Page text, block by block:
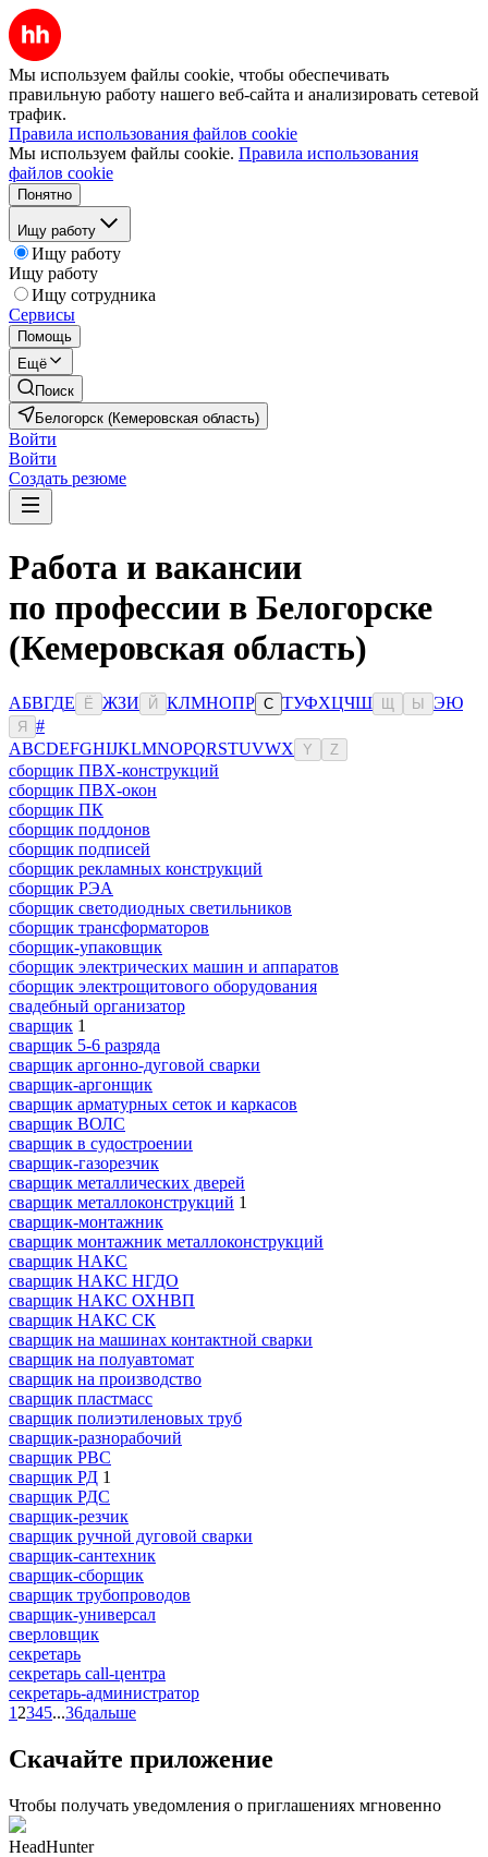
Мы используем файлы cookie, чтобы обеспечивать
правильную работу нашего веб-сайта и анализировать сетевой
трафик.
Правила использования файлов cookie
Мы используем файлы cookie. Правила использования
файлов cookie
Понятно
Ищу работу
Ищу работу
Ищу работу
Ищу сотрудника
Сервисы
Помощь
Ещё
Поиск
Белогорск (Кемеровская область)
Войти
Войти
Создать резюме
Работа и вакансии
по профессии в Белогорске
(Кемеровская область)
АБВГДЕ Ё ЖЗИ Й КЛМНОПР С ТУФХЦЧШ Ы ЭЮ
Я
#
ABCDEFGHIJKLMNOPQRSTUVWX Y Z
сборщик ПВХ-конструкций
сборщик ПВХ-окон
сборщик ПК
сборщик поддонов
сборщик подписей
сборщик рекламных конструкций
сборщик РЭА
сборщик светодиодных светильников
сборщик трансформаторов
сборщик-упаковщик
сборщик электрических машин и аппаратов
сборщик электрощитового оборудования
свадебный организатор
сварщик 1
сварщик 5-6 разряда
сварщик аргонно-дуговой сварки
сварщик-аргонщик
сварщик арматурных сеток и каркасов
сварщик ВОЛС
сварщик в судостроении
сварщик-газорезчик
сварщик металлических дверей
сварщик металлоконструкций 1
сварщик-монтажник
сварщик монтажник металлоконструкций
сварщик НАКС
сварщик НАКС НГДО
сварщик НАКС ОХНВП
сварщик НАКС СК
сварщик на машинах контактной сварки
сварщик на полуавтомат
сварщик на производство
сварщик пластмасс
сварщик полиэтиленовых труб
сварщик-разнорабочий
сварщик РВС
сварщик РД 1
сварщик РДС
сварщик-резчик
сварщик ручной дуговой сварки
сварщик-сантехник
сварщик-сборщик
сварщик трубопроводов
сварщик-универсал
сверловщик
секретарь
секретарь call-центра
секретарь-администратор
1 2345...36дальше
Скачайте приложение
Чтобы получать уведомления о приглашениях мгновенно
HeadHunter